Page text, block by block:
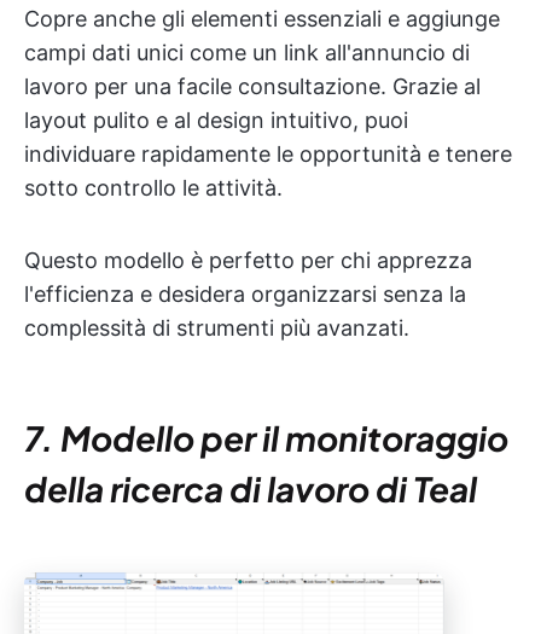
Copre anche gli elementi essenziali e aggiunge
campi dati unici come un link all'annuncio di
lavoro per una facile consultazione. Grazie al
layout pulito e al design intuitivo, puoi
individuare rapidamente le opportunità e tenere
sotto controllo le attività.
Questo modello è perfetto per chi apprezza
l'efficienza e desidera organizzarsi senza la
complessità di strumenti più avanzati.
7. Modello per il monitoraggio
della ricerca di lavoro di Teal